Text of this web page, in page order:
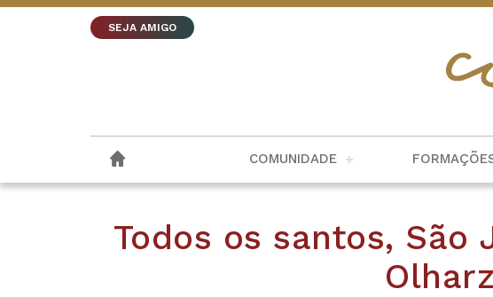
SEJA AMIGO
COMUNIDADE
Todos os santos, São